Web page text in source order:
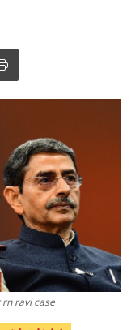
ravi case